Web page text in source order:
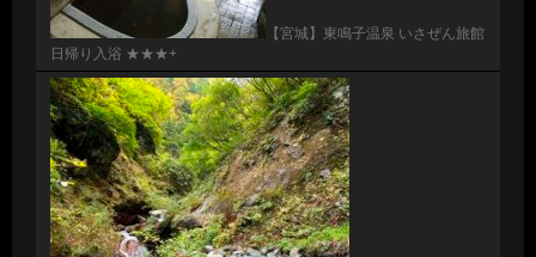
【宮城】東鳴子温泉 いさぜん旅館
日帰り入浴 ★★★+